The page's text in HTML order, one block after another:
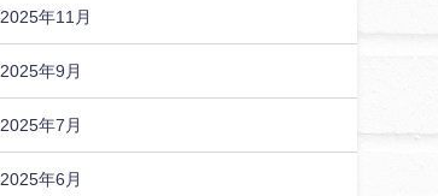
2025年11月
2025年9月
2025年7月
2025年6月